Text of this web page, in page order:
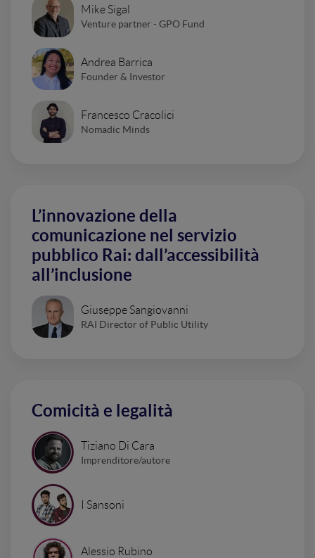
Mike Sigal
Venture partner - GPO Fund
Andrea Barrica
Founder & Investor
Francesco Cracolici
Nomadic Minds
L’innovazione della
comunicazione nel servizio
pubblico Rai: dall’accessibilità
all’inclusione
Giuseppe Sangiovanni
RAI Director of Public Utility
Comicità e legalità
Tiziano Di Cara
Imprenditore/autore
I Sansoni
Alessio Rubino